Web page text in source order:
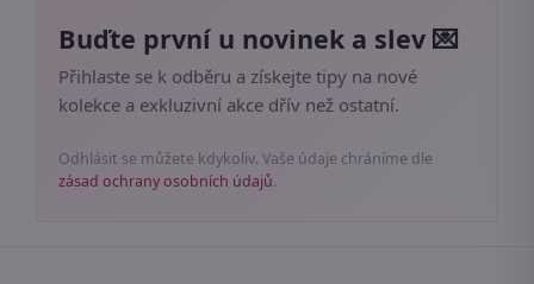
Buďte první u novinek a slev 💌
Přihlaste se k odběru a získejte tipy na nové
kolekce a exkluzivní akce dřív než ostatní.
Odhlásit se můžete kdykoliv. Vaše údaje chráníme dle
zásad ochrany osobních údajů.